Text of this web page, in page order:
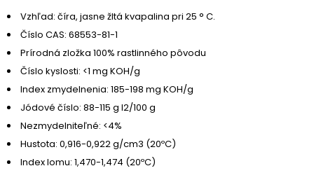
Vzhľad: číra, jasne žltá kvapalina pri 25 ° C.
Číslo CAS: 68553-81-1
Prírodná zložka 100% rastlinného pôvodu
Číslo kyslosti: <1 mg KOH/g
Index zmydelnenia: 185-198 mg KOH/g
Jódové číslo: 88-115 g I2/100 g
Nezmydelniteľné: <4%
Hustota: 0,916-0,922 g/cm3 (20ºC)
Index lomu: 1,470-1,474 (20ºC)